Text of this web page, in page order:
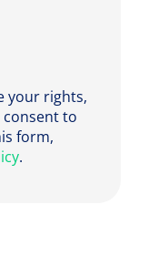
your rights,
to
form,
.